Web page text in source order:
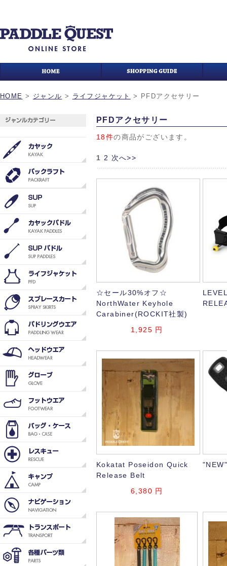
HOME > ジャンル > ライフジャケット > PFDアクセサリー
PFDアクセサリー
18件の商品がございます。
1 2 次へ>>
☆セール30%オフ☆
NorthWater Keyhole
Carabiner(ROCKIT社製)
1,925 円
Kokatat Poseidon Quick
Release Belt
6,380 円